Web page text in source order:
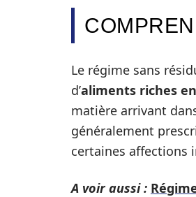
Le régime sans
d’aliments riches
matière arrivant
généralement
certaines affections
A voir aussi :